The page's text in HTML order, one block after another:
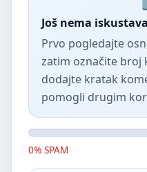
Još nema
Prvo pogledajte
zatim označite broj
dodajte kratak
pomogli drugim
0% SPAM